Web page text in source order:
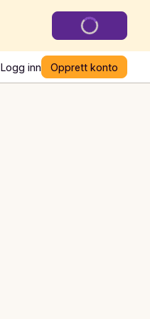
Logg inn Opprett konto